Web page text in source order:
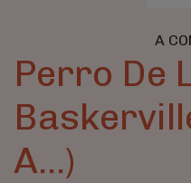
A
Perro De
A…)